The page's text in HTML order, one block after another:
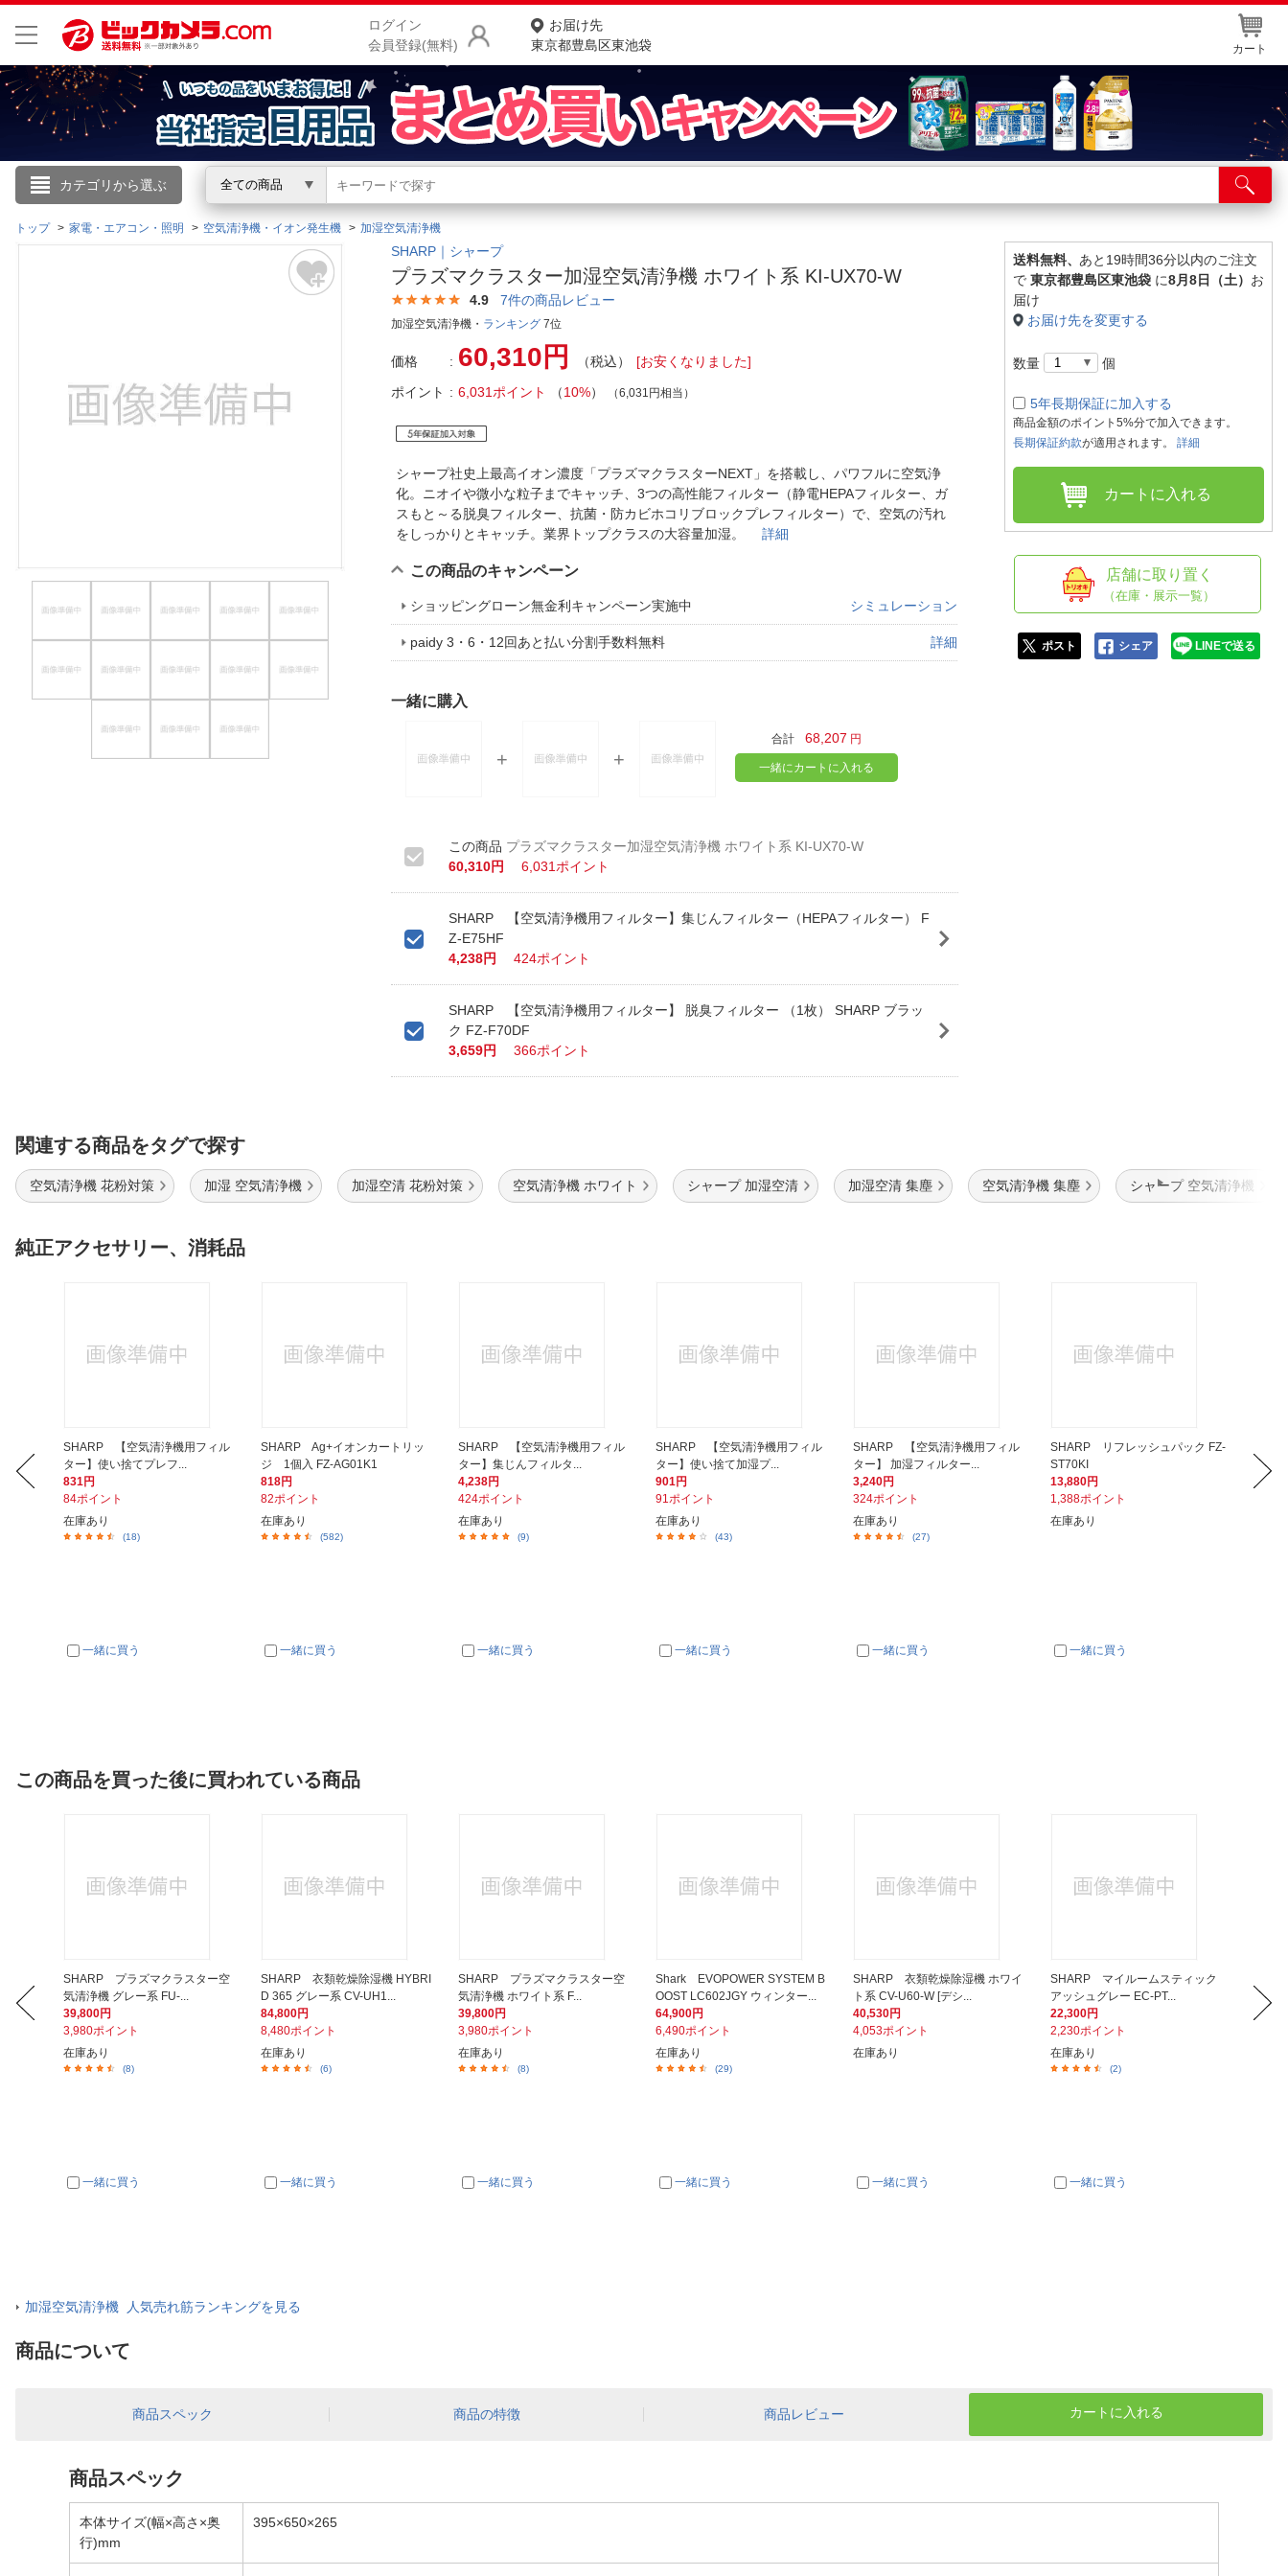
ログイン
会員登録(無料)
お届け先
東京都豊島区東池袋
カート
カテゴリから選ぶ 全ての商品
こんにちは
ログイン
閲覧履歴
商品をさがす
ランキングからさがす
カテゴリ一覧からさがす
お客様サポート
ご利用ガイド
ご利用規約
店舗サービス
ネット取り置き
店舗情報・店舗一覧
IR情報
トップ 家電・エアコン・照明 空気清浄機・イオン発生機 加湿空気清浄機
SHARP｜シャープ
プラズマクラスター加湿空気清浄機 ホワイト系 KI-UX70-W
4.9 7件の商品レビュー
加湿空気清浄機・ ランキング 7位
価格 60,310円 （税込）
[お安くなりました]
ポイント
6,031ポイント （10%） （6,031円相当）
シャープ社史上最高イオン濃度「プラズマクラスターNEXT」を搭載し、パワフルに空気浄
化。ニオイや微小な粒子までキャッチ、3つの高性能フィルター（静電HEPAフィルター、ガ
スもと～る脱臭フィルター、抗菌・防カビホコリブロックプレフィルター）で、空気の汚れ
をしっかりとキャッチ。業界トップクラスの大容量加湿。詳細
この商品のキャンペーン
ショッピングローン無金利キャンペーン実施中 シミュレーション
paidy 3・6・12回あと払い分割手数料無料 詳細
一緒に購入
合計 68,207 円
一緒にカートに入れる
プラズマクラスター加湿空気清浄機 ホワイト系 KI-UX70-W
60,310円
6,031ポイント
SHARP 【空気清浄機用フィルター】集じんフィルター（HEPAフィルター） F
Z-E75HF
4,238円
424ポイント
SHARP 【空気清浄機用フィルター】 脱臭フィルター （1枚） SHARP ブラッ
ク FZ-F70DF
3,659円
366ポイント
送料無料、 あと19時間36分以内のご注文
で 東京都豊島区東池袋 に8月8日（土） お
届け
お届け先を変更する
数量 個
5年長期保証に加入する
商品金額のポイント5%分で加入できます。
長期保証約款が適用されます。 詳細
カートに入れる
店舗に取り置く
（在庫・展示一覧）
ポスト シェア LINEで送る
関連する商品をタグで探す
空気清浄機 花粉対策 加湿 空気清浄機 加湿空清 花粉対策 空気清浄機 ホワイト シャープ 加湿空清 加湿空清 集塵 空気清浄機 集塵 シャープ 空気清浄機
純正アクセサリー、消耗品
SHARP 【空気清浄機用フィル
ター】使い捨てプレフ...
831円
84ポイント
在庫あり
(18)
一緒に買う
SHARP Ag+イオンカートリッ
ジ 1個入 FZ-AG01K1
818円
82ポイント
在庫あり
(582)
一緒に買う
SHARP 【空気清浄機用フィル
ター】集じんフィルタ...
4,238円
424ポイント
在庫あり
(9)
一緒に買う
SHARP 【空気清浄機用フィル
ター】使い捨て加湿プ...
901円
91ポイント
在庫あり
(43)
一緒に買う
SHARP 【空気清浄機用フィル
ター】 加湿フィルター...
3,240円
324ポイント
在庫あり
(27)
一緒に買う
SHARP リフレッシュパック FZ-
ST70KI
13,880円
1,388ポイント
在庫あり
一緒に買う
個入
5,550円
この商品を買った後に買われている商品
SHARP プラズマクラスター空
気清浄機 グレー系 FU-...
39,800円
3,980ポイント
在庫あり
(8)
一緒に買う
SHARP 衣類乾燥除湿機 HYBRI
D 365 グレー系 CV-UH1...
84,800円
8,480ポイント
在庫あり
(6)
一緒に買う
SHARP プラズマクラスター空
気清浄機 ホワイト系 F...
39,800円
3,980ポイント
在庫あり
(8)
一緒に買う
Shark EVOPOWER SYSTEM B
OOST LC602JGY ウィンター...
64,900円
6,490ポイント
在庫あり
(29)
一緒に買う
SHARP 衣類乾燥除湿機 ホワイ
ト系 CV-U60-W [デシ...
40,530円
4,053ポイント
在庫あり
一緒に買う
SHARP マイルームスティック
アッシュグレー EC-PT...
22,300円
2,230ポイント
在庫あり
(2)
一緒に買う
コン
55,330
加湿空気清浄機 人気売れ筋ランキングを見る
商品について
カートに入れる
商品スペック 商品の特徴 商品レビュー
商品スペック
本体サイズ(幅×高さ×奥
行)mm
395×650×265